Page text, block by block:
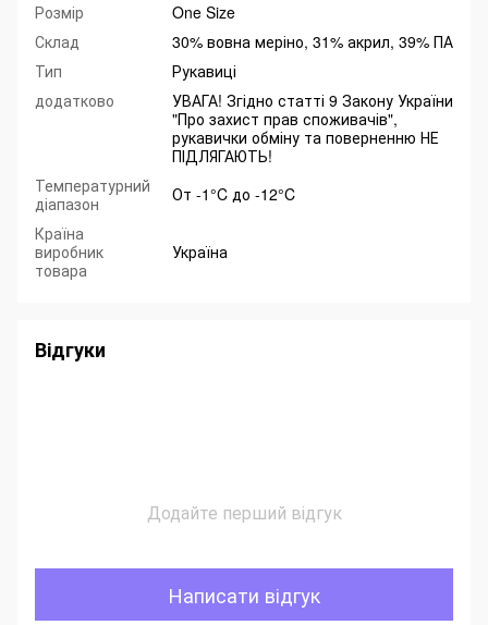
Розмір
One Size
Склад
30% вовна меріно, 31% акрил, 39% ПА
Тип
Рукавиці
додатково
УВАГА! Згідно статті 9 Закону України
"Про захист прав споживачів",
рукавички обміну та поверненню НЕ
ПІДЛЯГАЮТЬ!
Температурний
діапазон
От -1°C до -12°C
Країна
виробник
товара
Україна
Відгуки
Додайте перший відгук
Написати відгук